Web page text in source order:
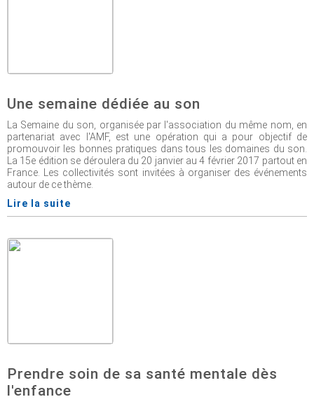
Une semaine dédiée au son
La Semaine du son, organisée par l'association du même nom, en
partenariat avec l'AMF, est une opération qui a pour objectif de
promouvoir les bonnes pratiques dans tous les domaines du son.
La 15e édition se déroulera du 20 janvier au 4 février 2017 partout en
France. Les collectivités sont invitées à organiser des événements
autour de ce thème.
Lire la suite
Prendre soin de sa santé mentale dès
l'enfance